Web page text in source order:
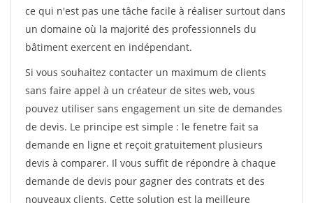
ce qui n'est pas une tâche facile à réaliser surtout dans
un domaine où la majorité des professionnels du
bâtiment exercent en indépendant.
Si vous souhaitez contacter un maximum de clients
sans faire appel à un créateur de sites web, vous
pouvez utiliser sans engagement un site de demandes
de devis. Le principe est simple : le fenetre fait sa
demande en ligne et reçoit gratuitement plusieurs
devis à comparer. Il vous suffit de répondre à chaque
demande de devis pour gagner des contrats et des
nouveaux clients. Cette solution est la meilleure